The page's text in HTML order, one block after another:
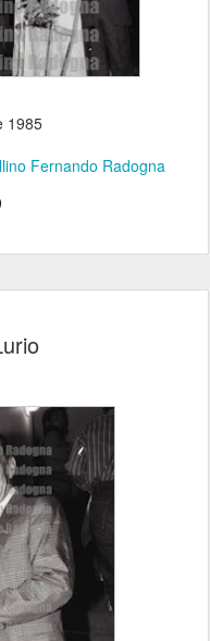
1985
Fernando Radogna